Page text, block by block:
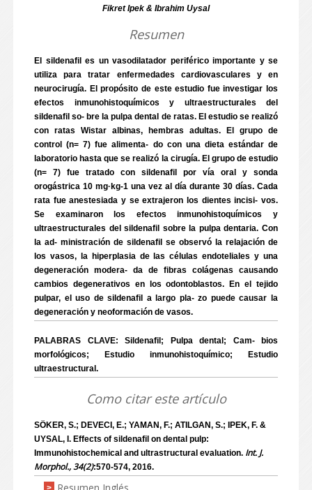
Fikret Ipek & Ibrahim Uysal
Resumen
El sildenafil es un vasodilatador periférico importante y se
utiliza para tratar enfermedades cardiovasculares y en
neurocirugía. El propósito de este estudio fue investigar los
efectos inmunohistoquímicos y ultraestructurales del
sildenafil so- bre la pulpa dental de ratas. El estudio se realizó
con ratas Wistar albinas, hembras adultas. El grupo de
control (n= 7) fue alimenta- do con una dieta estándar de
laboratorio hasta que se realizó la cirugía. El grupo de estudio
(n= 7) fue tratado con sildenafil por vía oral y sonda
orogástrica 10 mg·kg-1 una vez al día durante 30 días. Cada
rata fue anestesiada y se extrajeron los dientes incisi- vos.
Se examinaron los efectos inmunohistoquímicos y
ultraestructurales del sildenafil sobre la pulpa dentaria. Con
la ad- ministración de sildenafil se observó la relajación de
los vasos, la hiperplasia de las células endoteliales y una
degeneración modera- da de fibras colágenas causando
cambios degenerativos en los odontoblastos. En el tejido
pulpar, el uso de sildenafil a largo pla- zo puede causar la
degeneración y neoformación de vasos.
PALABRAS CLAVE: Sildenafil; Pulpa dental; Cam- bios
morfológicos; Estudio inmunohistoquímico; Estudio
ultraestructural.
Como citar este artículo
SÖKER, S.; DEVECI, E.; YAMAN, F.; ATILGAN, S.; IPEK, F. &
UYSAL, I. Effects of sildenafil on dental pulp:
Immunohistochemical and ultrastructural evaluation. Int. J.
Morphol., 34(2):570-574, 2016.
>